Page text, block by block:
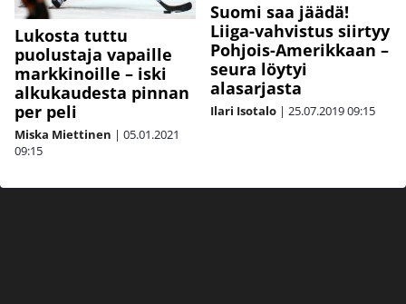
Lukosta tuttu
puolustaja vapaille
markkinoille – iski
alkukaudesta pinnan
per peli
Miska Miettinen | 05.01.2021
09:15
Suomi saa jäädä!
Liiga-vahvistus siirtyy
Pohjois-Amerikkaan –
seura löytyi
alasarjasta
Ilari Isotalo | 25.07.201909:15